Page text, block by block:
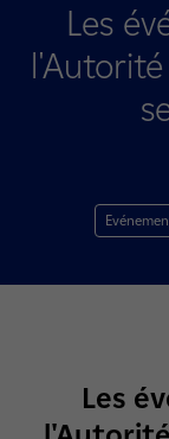
Les
Les